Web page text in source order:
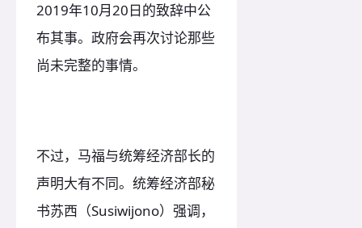
2019年10月20日的致辞中公
布其事。政府会再次讨论那些
尚未完整的事情。
不过，马福与统筹经济部长的
声明大有不同。统筹经济部秘
书苏西（Susiwijono）强调，